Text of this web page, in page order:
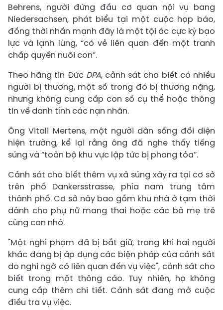
Behrens, người đứng đầu cơ quan nội vụ bang
Niedersachsen, phát biểu tại một cuộc họp báo,
đồng thời nhấn mạnh đây là một tội ác cực kỳ bạo
lực và lạnh lùng, “có vẻ liên quan đến một tranh
chấp quyền nuôi con”.
Theo hãng tin Đức DPA, cảnh sát cho biết có nhiều
người bị thương, một số trong đó bị thương nặng,
nhưng không cung cấp con số cụ thể hoặc thông
tin về danh tính các nạn nhân.
Ông Vitali Mertens, một người dân sống đối diện
hiện trường, kể lại rằng ông đã nghe thấy tiếng
súng và “toàn bộ khu vực lập tức bị phong tỏa”.
Cảnh sát cho biết thêm vụ xả súng xảy ra tại cơ sở
trên phố Dankersstrasse, phía nam trung tâm
thành phố. Cơ sở này bao gồm khu nhà ở tạm thời
dành cho phụ nữ mang thai hoặc các bà mẹ trẻ
cùng con nhỏ.
"Một nghi phạm đã bị bắt giữ, trong khi hai người
khác đang bị áp dụng các biện pháp của cảnh sát
do nghi ngờ có liên quan đến vụ việc", cảnh sát cho
biết trong một thông cáo. Tuy nhiên, họ không
cung cấp thêm chi tiết. Cảnh sát đang mở cuộc
điều tra vụ việc.